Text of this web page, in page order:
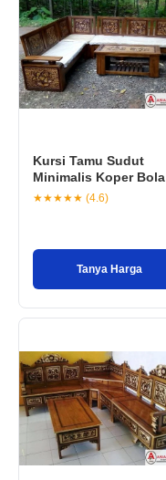
Kursi Tamu Sudut
Minimalis Koper Bola
★★★★★ (4.6)
Tanya Harga